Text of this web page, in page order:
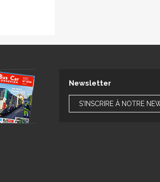
Newsletter
S'INSCRIRE À NOTRE